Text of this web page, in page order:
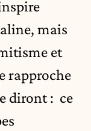
mais
et
rapproche
diront : ce